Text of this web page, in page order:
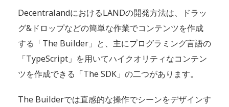
DecentralandにおけるLANDの開発方法は、ドラッ
グ&ドロップなどの簡単な作業でコンテンツを作成
する「The Builder」と、主にプログラミング言語の
「TypeScript」を用いてハイクオリティなコンテン
ツを作成できる「The SDK」の二つがあります。
The Builderでは直感的な操作でシーンをデザインす